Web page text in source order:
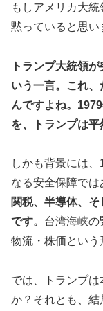
もしアメリカ大
黙っていると思い
トランプ大統領
いう一言。これ
んですよね。
を、トランプは平
しかも背景には
なる安全保障では
関税、半導体、
です。 台湾海峡の
物流・株価という
では、トランプ
か？それとも、結